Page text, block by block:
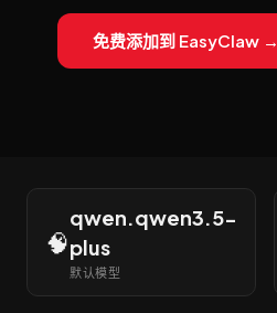
免费添加到 EasyClaw →
🧠
qwen.qwen3.5-
plus
默认模型